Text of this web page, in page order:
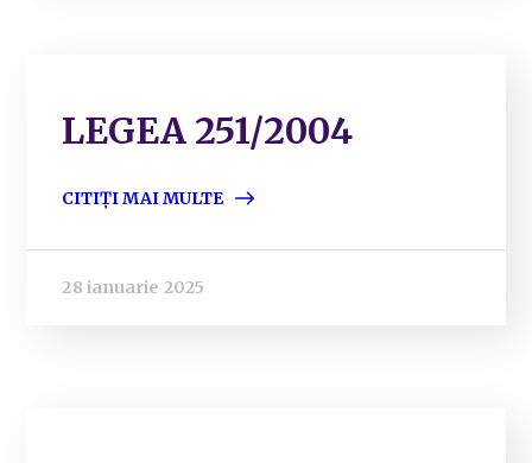
LEGEA 251/2004
CITIȚI MAI MULTE
28 ianuarie 2025